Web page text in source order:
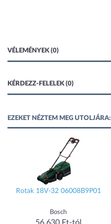
VÉLEMÉNYEK (0)
KÉRDEZZ-FELELEK (0)
EZEKET NÉZTEM MEG UTOLJÁRA:
Rotak 18V-32 06008B9P01
Bosch